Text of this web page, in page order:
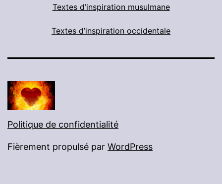
Textes d’inspiration musulmane
Textes d’inspiration occidentale
Politique de confidentialité
Fièrement propulsé par WordPress